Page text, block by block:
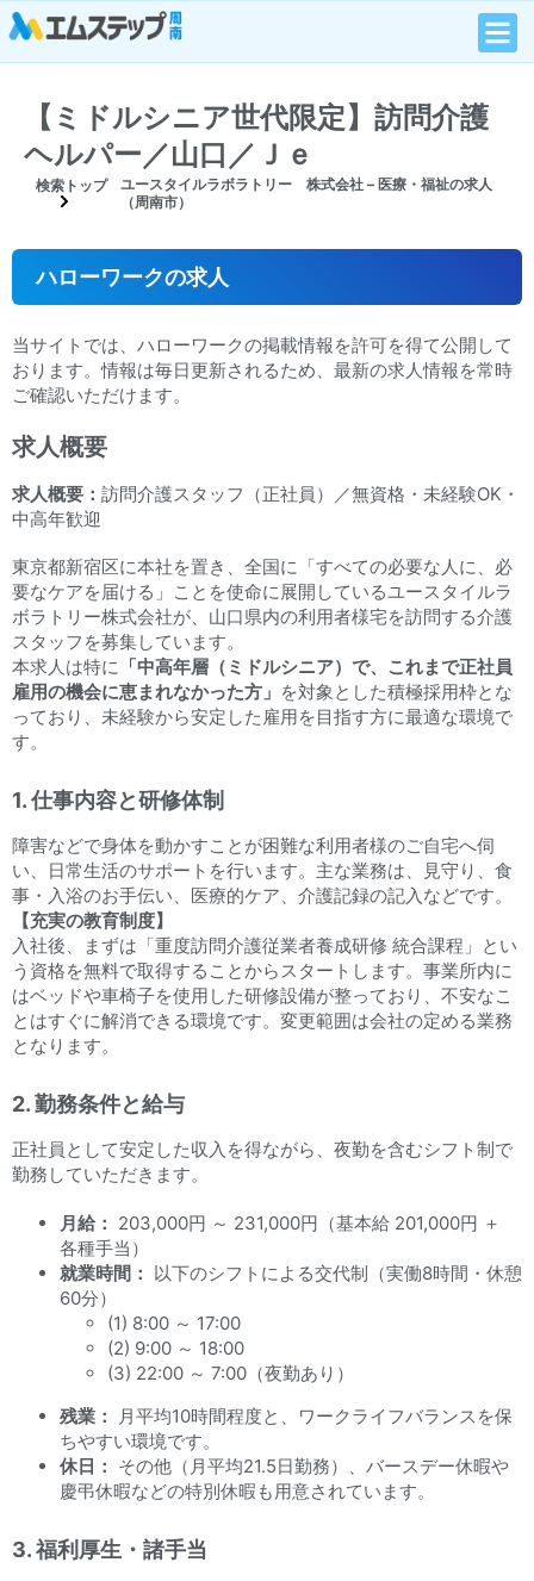
【ミドルシニア世代限定】訪問介護
ヘルパー／山口／Ｊｅ
検索トップ
ユースタイルラボラトリー 株式会社 – 医療・福祉の求人
（周南市）
ハローワークの求人
当サイトでは、ハローワークの掲載情報を許可を得て公開して
おります。情報は毎日更新されるため、最新の求人情報を常時
ご確認いただけます。
求人概要
求人概要： 訪問介護スタッフ（正社員）／無資格・未経験OK・
中高年歓迎
東京都新宿区に本社を置き、全国に「すべての必要な人に、必
要なケアを届ける」ことを使命に展開しているユースタイルラ
ボラトリー株式会社が、山口県内の利用者様宅を訪問する介護
スタッフを募集しています。
本求人は特に 「中高年層（ミドルシニア）で、これまで正社員
雇用の機会に恵まれなかった方」 を対象とした積極採用枠とな
っており、未経験から安定した雇用を目指す方に最適な環境で
す。
1. 仕事内容と研修体制
障害などで身体を動かすことが困難な利用者様のご自宅へ伺
い、日常生活のサポートを行います。主な業務は、見守り、食
事・入浴のお手伝い、医療的ケア、介護記録の記入などです。
【充実の教育制度】
入社後、まずは「重度訪問介護従業者養成研修 統合課程」とい
う資格を無料で取得することからスタートします。事業所内に
はベッドや車椅子を使用した研修設備が整っており、不安なこ
とはすぐに解消できる環境です。変更範囲は会社の定める業務
となります。
2. 勤務条件と給与
正社員として安定した収入を得ながら、夜勤を含むシフト制で
勤務していただきます。
月給： 203,000円 ～ 231,000円（基本給 201,000円 ＋
各種手当）
就業時間： 以下のシフトによる交代制（実働8時間・休憩
60分）
(1) 8:00 ～ 17:00
(2) 9:00 ～ 18:00
(3) 22:00 ～ 7:00（夜勤あり）
残業：
月平均10時間程度と、ワークライフバランスを保
ちやすい環境です。
休日： その他（月平均21.5日勤務）、バースデー休暇や
慶弔休暇などの特別休暇も用意されています。
3. 福利厚生・諸手当